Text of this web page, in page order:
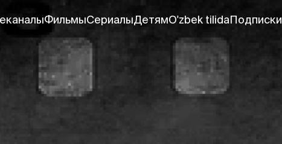
ФильмыСериалыДетямO'zbek tilidaПодписки